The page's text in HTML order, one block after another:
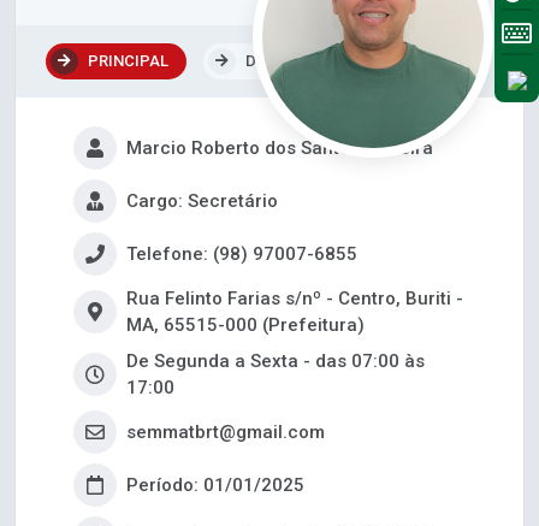
PRINCIPAL DEPARTAMENTOS
Marcio Roberto dos Santos Teixeira
Cargo: Secretário
Telefone: (98) 97007-6855
Rua Felinto Farias s/nº - Centro, Buriti -
MA, 65515-000 (Prefeitura)
De Segunda a Sexta - das 07:00 às
17:00
semmatbrt@gmail.com
Período: 01/01/2025